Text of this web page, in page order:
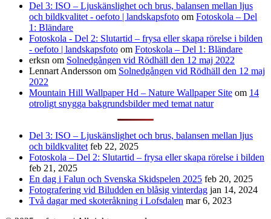
Del 3: ISO – Ljuskänslighet och brus, balansen mellan ljus
och bildkvalitet - oefoto | landskapsfoto om Fotoskola – Del
1: Bländare
Fotoskola - Del 2: Slutartid – frysa eller skapa rörelse i bilden
- oefoto | landskapsfoto om Fotoskola – Del 1: Bländare
erksn om Solnedgången vid Rödhäll den 12 maj 2022
Lennart Andersson om Solnedgången vid Rödhäll den 12 maj
2022
Mountain Hill Wallpaper Hd – Nature Wallpaper Site om 14
otroligt snygga bakgrundsbilder med temat natur
Del 3: ISO – Ljuskänslighet och brus, balansen mellan ljus
och bildkvalitet feb 22, 2025
Fotoskola – Del 2: Slutartid – frysa eller skapa rörelse i bilden
feb 21, 2025
En dag i Falun och Svenska Skidspelen 2025 feb 20, 2025
Fotografering vid Biludden en blåsig vinterdag jan 14, 2024
Två dagar med skoteråkning i Lofsdalen mar 6, 2023